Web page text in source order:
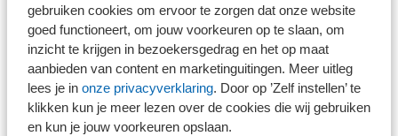
gebruiken cookies om ervoor te zorgen dat onze website
goed functioneert, om jouw voorkeuren op te slaan, om
inzicht te krijgen in bezoekersgedrag en het op maat
aanbieden van content en marketinguitingen. Meer uitleg
lees je in onze privacyverklaring. Door op ’Zelf instellen’ te
klikken kun je meer lezen over de cookies die wij gebruiken
en kun je jouw voorkeuren opslaan.
Direct naar
Stel je vaktechnische vraag
Branche in Zicht
Dossiers